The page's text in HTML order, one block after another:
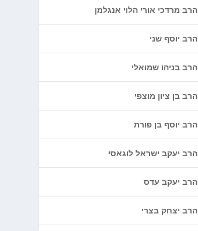
הרב מרדכי אורי הלוי אנגלמן
הרב יוסף שני
הרב בניהו שמואלי
הרב בן ציון מוצפי
הרב יוסף בן פורת
הרב יעקב ישראל לוגאסי
הרב יעקב עדס
הרב יצחק בצרי